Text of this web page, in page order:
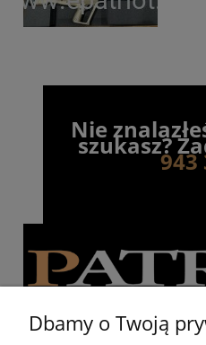
Nie
szukasz?
943
Dbamy o Twoją